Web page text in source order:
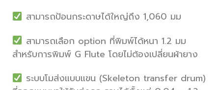
สามารถป้อนกระดาษได้ใหญ่ถึง 1,060 มม
สามารถเลือก option ที่พิมพ์ได้หนา 1.2 มม
สำหรับการพิมพ์ G Flute โดยไม่ต้องเปลี่ยนผ้ายาง
ระบบโมส่งแบบแขน (Skeleton transfer drum)